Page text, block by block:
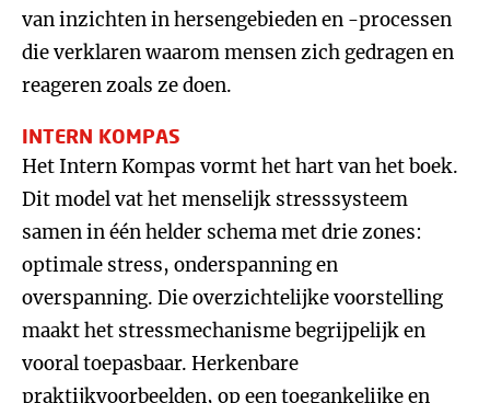
van inzichten in hersengebieden en -processen
die verklaren waarom mensen zich gedragen en
reageren zoals ze doen.
INTERN KOMPAS
Het Intern Kompas vormt het hart van het boek.
Dit model vat het menselijk stresssysteem
samen in één helder schema met drie zones:
optimale stress, onderspanning en
overspanning. Die overzichtelijke voorstelling
maakt het stressmechanisme begrijpelijk en
vooral toepasbaar. Herkenbare
praktijkvoorbeelden, op een toegankelijke en